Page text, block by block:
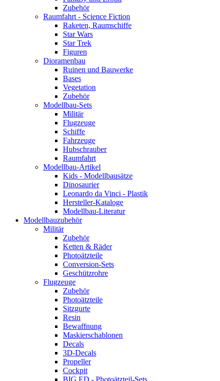
Zubehör
Raumfahrt - Science Fiction
Raketen, Raumschiffe
Star Wars
Star Trek
Figuren
Dioramenbau
Ruinen und Bauwerke
Bases
Vegetation
Zubehör
Modellbau-Sets
Militär
Flugzeuge
Schiffe
Fahrzeuge
Hubschrauber
Raumfahrt
Modellbau-Artikel
Kids - Modellbausätze
Dinosaurier
Leonardo da Vinci - Plastik
Hersteller-Kataloge
Modellbau-Literatur
Modellbauzubehör
Militär
Zubehör
Ketten & Räder
Photoätzteile
Conversion-Sets
Geschützrohre
Flugzeuge
Zubehör
Photoätzteile
Sitzgurte
Resin
Bewaffnung
Maskierschablonen
Decals
3D-Decals
Propeller
Cockpit
BIG ED - Photoätzteil-Sets